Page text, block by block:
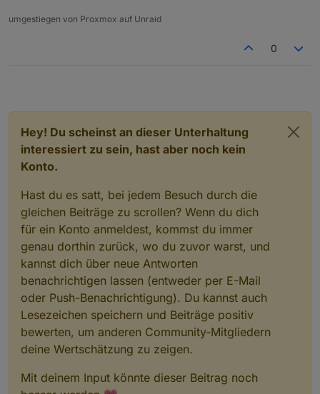
Wieso erweitern? Gib der Tür die Funktion
umgestiegen von Proxmox auf Unraid
0
Hey! Du scheinst an dieser Unterhaltung
interessiert zu sein, hast aber noch kein
Konto.
Hast du es satt, bei jedem Besuch durch die
gleichen Beiträge zu scrollen? Wenn du dich
für ein Konto anmeldest, kommst du immer
genau dorthin zurück, wo du zuvor warst, und
kannst dich über neue Antworten
benachrichtigen lassen (entweder per E-Mail
oder Push-Benachrichtigung). Du kannst auch
Lesezeichen speichern und Beiträge positiv
bewerten, um anderen Community-Mitgliedern
deine Wertschätzung zu zeigen.
Mit deinem Input könnte dieser Beitrag noch